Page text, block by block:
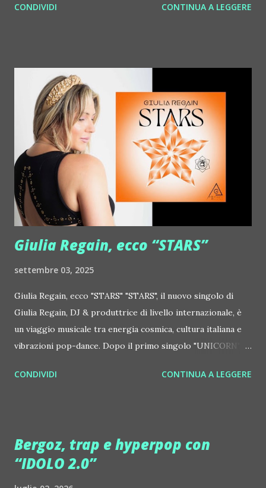
http://www.myspace.com/benderbyetone Chapelier Fou ::
Deian :: http://www.myspace.com/deiansong Dixon ::
http://www.myspace.com/justdixon Frivolous ::
http://www.myspace.com/frivolouslive Frost ::
http://www.myspace.com/frostnorway Gonzales ::
http://www.myspace.com/gonzpiration Italian Laptop
Orchestra feat. Alessio Bertallot Jimmy Edgar ::
http://www.myspace.com/colorstrip Jon Hopkins ::
http://www.myspace.com/jonhopkins Le Luci della
Centrale Elettrica Loco Dice ::
http://www.myspace.com/locod...
CONDIVIDI CONTINUA A LEGGERE
Giulia Regain, ecco “STARS”
settembre 03, 2025
Giulia Regain, ecco "STARS" "STARS", il nuovo singolo di
Giulia Regain, DJ & produttrice di livello internazionale, è
un viaggio musicale tra energia cosmica, cultura italiana e
vibrazioni pop-dance. Dopo il primo singolo "UNICORN",
seconda release intitolata "STARS", interpretata dalla voce
tra Giulia Regain e Dhany, già insieme in precedenti
produzioni come "My Memories" (Universal) e "We Are
CONDIVIDI CONTINUA A LEGGERE
Bergoz, trap e hyperpop con
“IDOLO 2.0”